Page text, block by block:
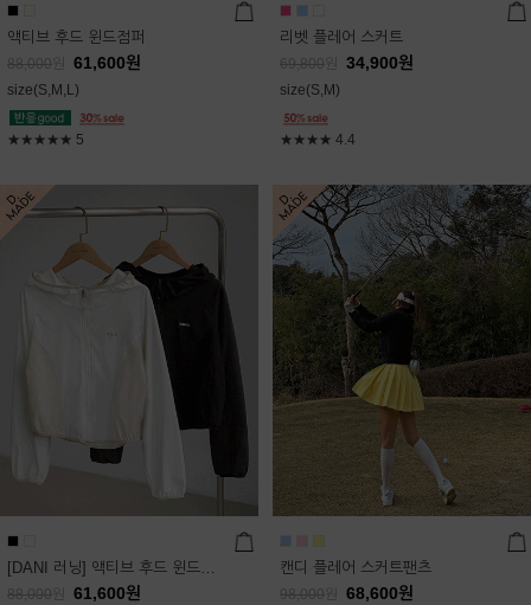
액티브 후드 윈드점퍼
88,000 61,600원
size(S,M,L)
★★★★★ 5
리벳 플레어 스커트
69,800 34,900원
size(S,M)
★★★★ 4.4
[DANI 러닝] 액티브 후드 윈드점퍼
88,000 61,600원
캔디 플레어 스커트팬츠
98,000 68,600원